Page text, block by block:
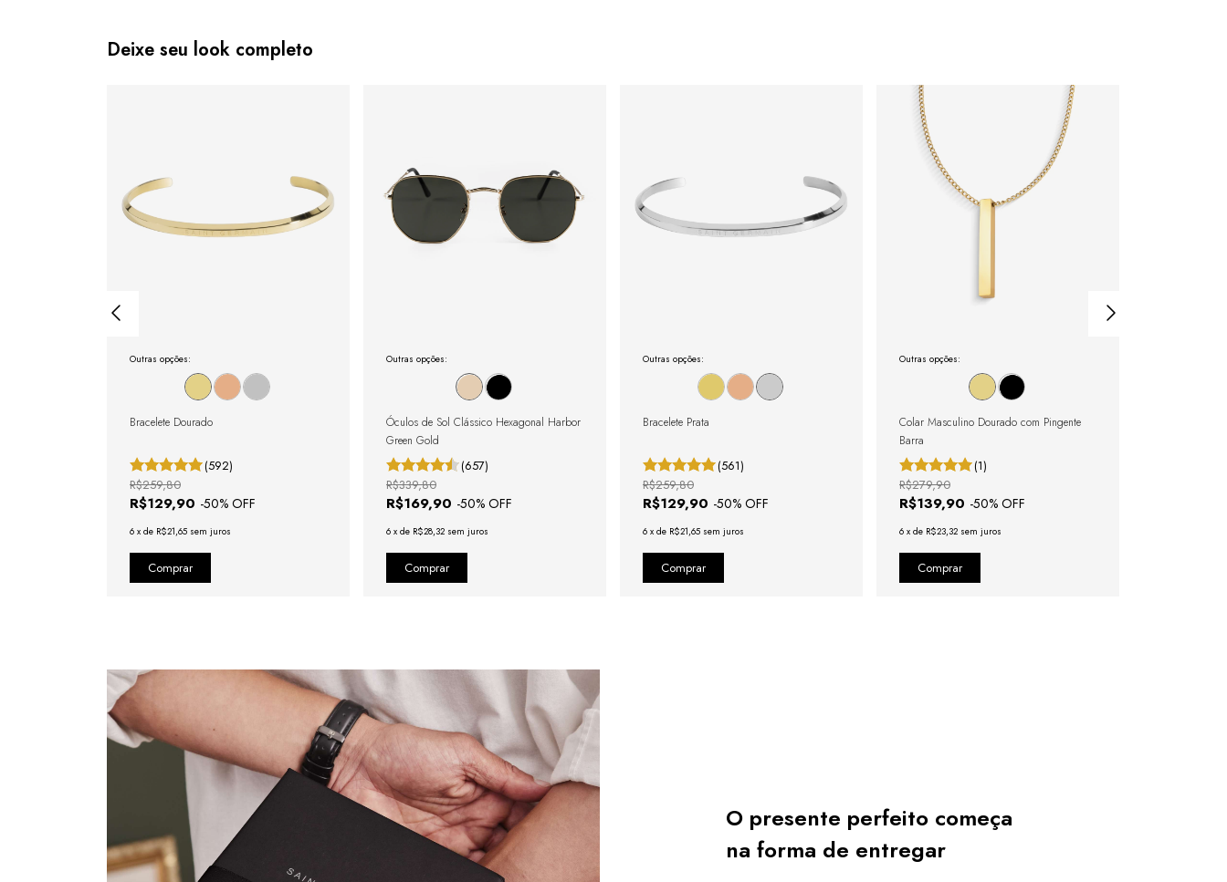
Deixe seu look completo
Outras opções:
Bracelete Dourado
(592)
R$129,90 -50% OFF
R$259,80
6 x de R$21,65 sem juros
Outras opções:
Óculos de Sol Clássico Hexagonal Harbor
Green Gold
(657)
R$169,90 -50% OFF
R$339,80
6 x de R$28,32 sem juros
Outras opções:
Bracelete Prata
(561)
R$129,90 -50% OFF
R$259,80
6 x de R$21,65 sem juros
Outras opções:
Colar Masculino Dourado com Pingente
Barra
(1)
R$139,90 -50% OFF
R$279,90
6 x de R$23,32 sem juros
O presente perfeito começa
na forma de entregar